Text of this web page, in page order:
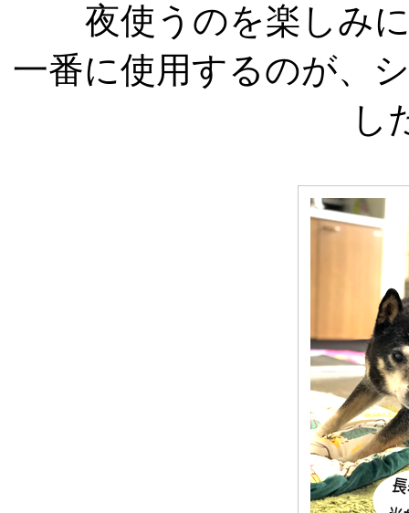
夜使うのを楽しみ
一番に使用するのが、
し